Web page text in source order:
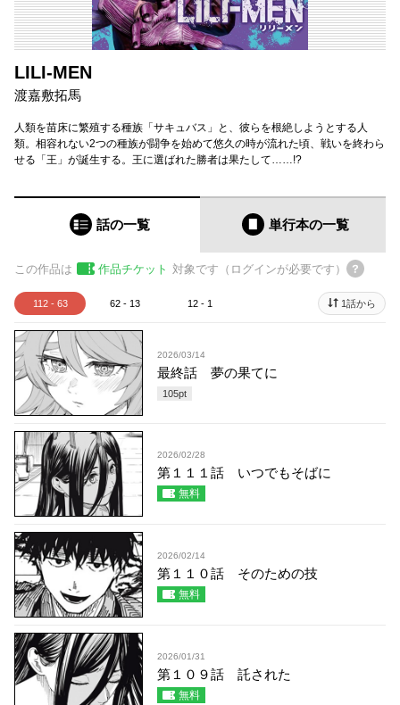
LILI-MEN
渡嘉敷拓馬
人類を苗床に繁殖する種族「サキュバス」と、彼らを根絶しようとする人
類。相容れない2つの種族が闘争を始めて悠久の時が流れた頃、戦いを終わら
せる「王」が誕生する。王に選ばれた勝者は果たして……!?
話の一覧 単行本の一覧
この作品は 作品チケット 対象です（ログインが必要です）
112 - 63 62 - 13 12 - 1 1話から
2026/03/14
最終話 夢の果てに
105pt
2026/02/28
第１１１話 いつでもそばに
無料
2026/02/14
第１１０話 そのための技
無料
2026/01/31
第１０９話 託された
無料